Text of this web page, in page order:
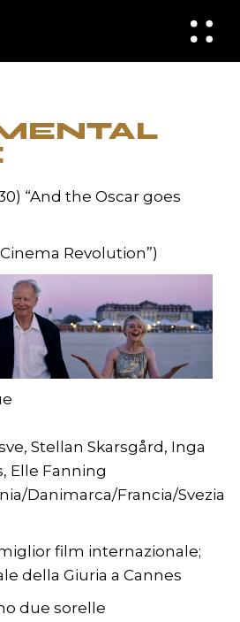
“And the Oscar goes
Revolution”)
Stellan Skarsgård, Inga
Elle Fanning
Danimarca/Francia/Svezia
film internazionale;
della Giuria a Cannes
due sorelle